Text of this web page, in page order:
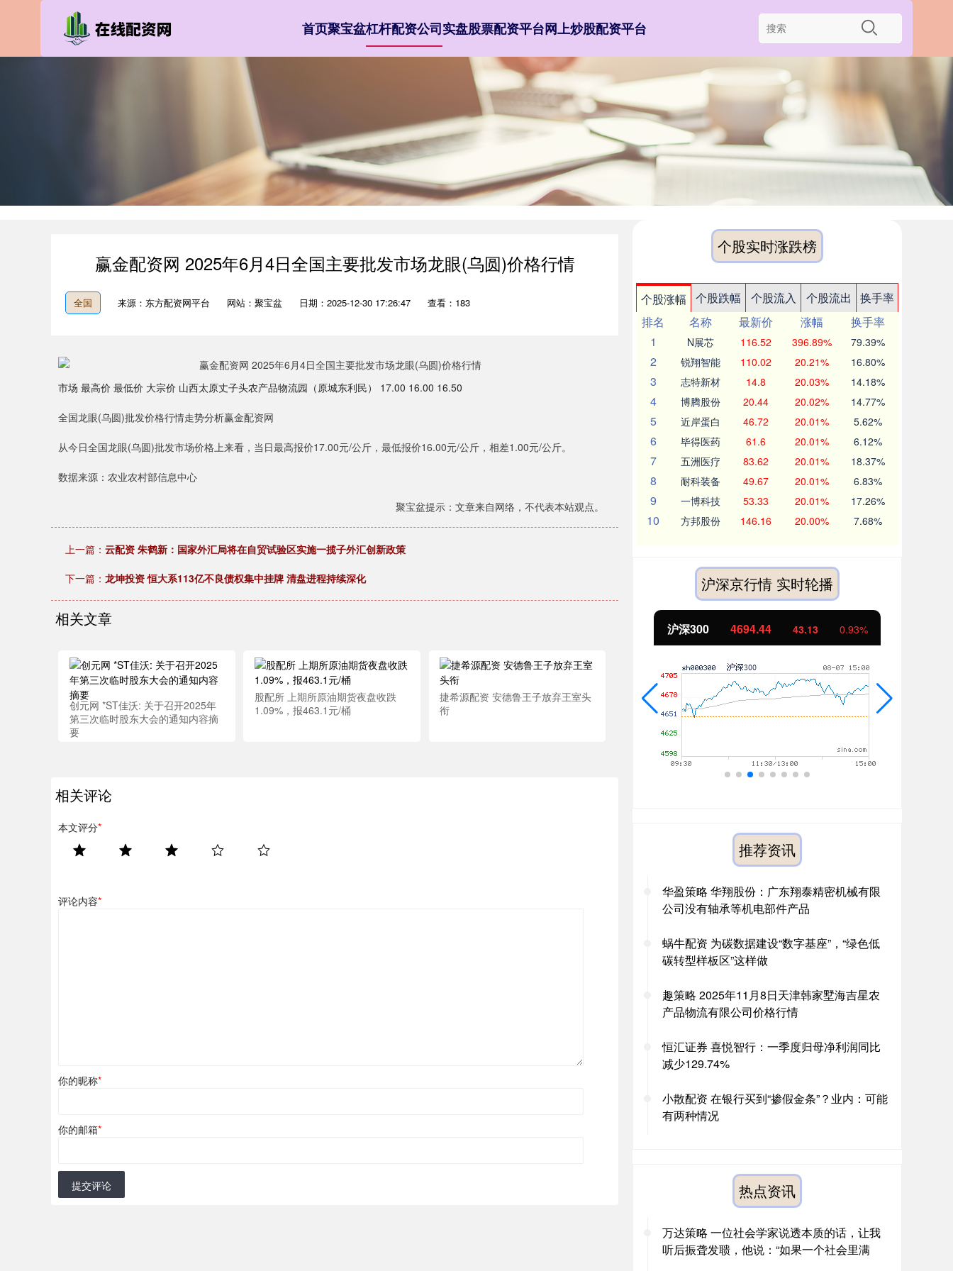
首页聚宝盆杠杆配资公司实盘股票配资平台网上炒股配资平台
赢金配资网 2025年6月4日全国主要批发市场龙眼(乌圆)价格行情
全国 来源：东方配资网平台 网站：聚宝盆 日期：2025-12-30 17:26:47 查看：183
市场 最高价 最低价 大宗价 山西太原丈子头农产品物流园（原城东利民） 17.00 16.00 16.50
全国龙眼(乌圆)批发价格行情走势分析赢金配资网
从今日全国龙眼(乌圆)批发市场价格上来看，当日最高报价17.00元/公斤，最低报价16.00元/公斤，相差1.00元/公斤。
数据来源：农业农村部信息中心
聚宝盆提示：文章来自网络，不代表本站观点。
上一篇： 云配资 朱鹤新：国家外汇局将在自贸试验区实施一揽子外汇创新政策
下一篇： 龙坤投资 恒大系113亿不良债权集中挂牌 清盘进程持续深化
相关文章
创元网 *ST佳沃: 关于召开2025年
第三次临时股东大会的通知内容摘
要
股配所 上期所原油期货夜盘收跌
1.09%，报463.1元/桶
捷希源配资 安德鲁王子放弃王室头
衔
相关评论
本文评分*
评论内容*
你的昵称*
你的邮箱*
提交评论
个股实时涨跌榜
个股涨幅 个股跌幅 个股流入 个股流出
换手率
排名
名称 最新价 涨幅
换手率
1
N展芯 116.52 396.89% 79.39%
2 锐翔智能 110.02 20.21% 16.80%
3 志特新材 14.8 20.03% 14.18%
4 博腾股份 20.44 20.02% 14.77%
5 近岸蛋白 46.72 20.01% 5.62%
6 毕得医药 61.6 20.01% 6.12%
7 五洲医疗 83.62 20.01% 18.37%
8 耐科装备 49.67 20.01% 6.83%
9 一博科技 53.33 20.01% 17.26%
10 方邦股份 146.16 20.00% 7.68%
沪深京行情 实时轮播
2.13% 沪深300 4694.44 43.13 0.93%
推荐资讯
华盈策略 华翔股份：广东翔泰精密机械有限
公司没有轴承等机电部件产品
蜗牛配资 为碳数据建设“数字基座”，“绿色低
碳转型样板区”这样做
趣策略 2025年11月8日天津韩家墅海吉星农
产品物流有限公司价格行情
恒汇证券 喜悦智行：一季度归母净利润同比
减少129.74%
小散配资 在银行买到“掺假金条”？业内：可能
有两种情况
热点资讯
万达策略 一位社会学家说透本质的话，让我
听后振聋发聩，他说：“如果一个社会里满